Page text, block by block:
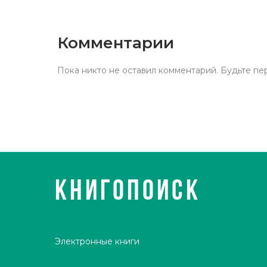
Комментарии
Пока никто не оставил комментарий. Будьте
КНИГОПОИСК
Электронные книги